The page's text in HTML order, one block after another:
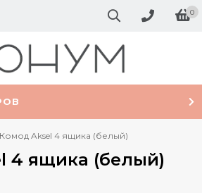
0
Комод Aksel 4 ящика (белый)
4 ящика (белый)